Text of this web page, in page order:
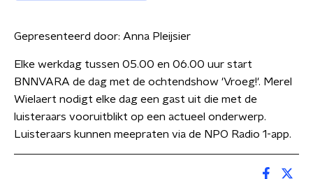
Gepresenteerd door: Anna Pleijsier
Elke werkdag tussen 05.00 en 06.00 uur start
BNNVARA de dag met de ochtendshow 'Vroeg!'. Merel
Wielaert nodigt elke dag een gast uit die met de
luisteraars vooruitblikt op een actueel onderwerp.
Luisteraars kunnen meepraten via de NPO Radio 1-app.